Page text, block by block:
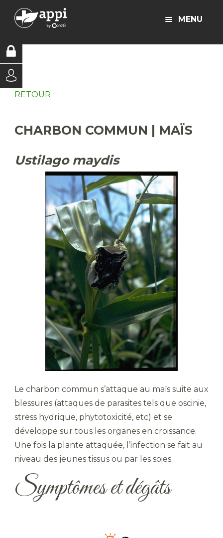
MENU
RETOUR
CHARBON COMMUN | MAÏS
Ustilago maydis
Le charbon commun s’attaque au maïs suite aux
blessures (attaques de parasites tels que oscinie,
stress hydrique, phytotoxicité, etc) et se
développe sur tous les organes en croissance.
Une fois la plante attaquée, l’infection se fait au
niveau des jeunes tissus ou par les soies.
Symptômes et dégâts